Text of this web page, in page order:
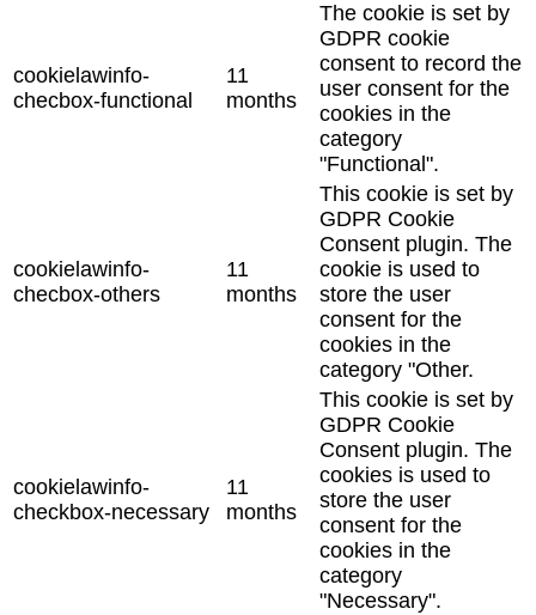
cookielawinfo-
checbox-functional
11
months
The cookie is set by
GDPR cookie
consent to record the
user consent for the
cookies in the
category
"Functional".
cookielawinfo-
checbox-others
11
months
This cookie is set by
GDPR Cookie
Consent plugin. The
cookie is used to
store the user
consent for the
cookies in the
category "Other.
cookielawinfo-
checkbox-necessary
11
months
This cookie is set by
GDPR Cookie
Consent plugin. The
cookies is used to
store the user
consent for the
cookies in the
category
"Necessary".